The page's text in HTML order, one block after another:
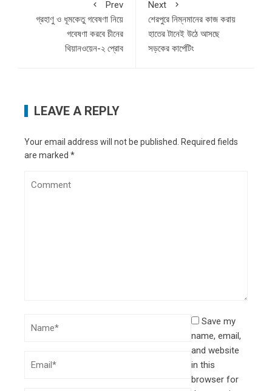
Prev
গ্রহাণু ও ধূমকেতু গবেষণা নিয়ে
গবেষণা করবে চীনের
থিয়ানওয়েন-২ প্রোব
Next
শেরপুরে নিম্নমানের কাজ করায়
হাতের টানেই উঠে আসছে
সড়কের কার্পেটিং
LEAVE A REPLY
Your email address will not be published. Required fields
are marked *
Save my
name, email,
and website
in this
browser for